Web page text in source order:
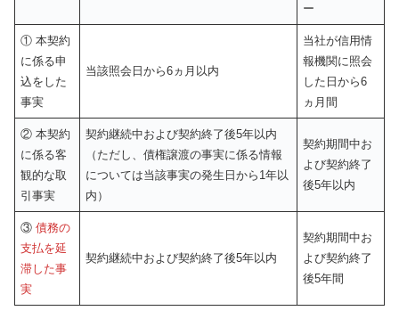
ー
① 本契約
に係る申
込をした
事実
当該照会日から6ヵ月以内
当社が信用情
報機関に照会
した日から6
ヵ月間
② 本契約
に係る客
観的な取
引事実
契約継続中および契約終了後5年以内
（ただし、債権譲渡の事実に係る情報
については当該事実の発生日から1年以
内）
契約期間中お
よび契約終了
後5年以内
③債務の
支払を延
滞した事
実
契約継続中および契約終了後5年以内
契約期間中お
よび契約終了
後5年間